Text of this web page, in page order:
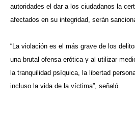
autoridades el dar a los ciudadanos la
afectados en su integridad, serán
“La violación es el más grave de los
una brutal ofensa erótica y al utilizar
la tranquilidad psíquica, la libertad
incluso la vida de la víctima”, señaló.